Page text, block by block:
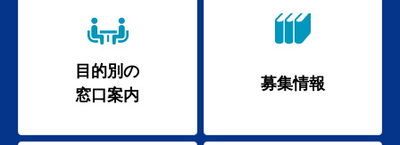
浜田市庁舎の
ご案内
各課への
お問い合わせ
目的別の
窓口案内
募集情報